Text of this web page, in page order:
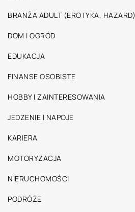
BRANŻA ADULT (EROTYKA, HAZARD)
DOM I OGRÓD
EDUKACJA
FINANSE OSOBISTE
HOBBY I ZAINTERESOWANIA
JEDZENIE I NAPOJE
KARIERA
MOTORYZACJA
NIERUCHOMOŚCI
PODRÓŻE